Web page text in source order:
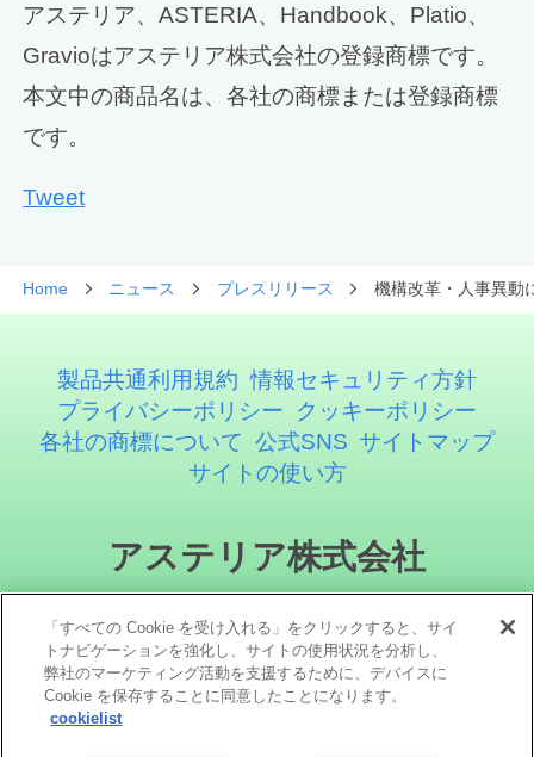
アステリア、ASTERIA、Handbook、Platio、
Gravioはアステリア株式会社の登録商標です。
本文中の商品名は、各社の商標または登録商標
です。
Tweet
Home ニュース プレスリリース 機構改革・人事異動
製品共通利用規約 情報セキュリティ方針
プライバシーポリシー
クッキーポリシー
各社の商標について 公式SNS サイトマップ
サイトの使い方
アステリア株式会社
「すべての Cookie を受け入れる」をクリックすると、サイ
トナビゲーションを強化し、サイトの使用状況を分析し、
弊社のマーケティング活動を支援するために、デバイスに
Cookie を保存することに同意したことになります。
cookielist